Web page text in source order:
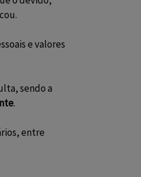
e valores
sendo a
.
entre